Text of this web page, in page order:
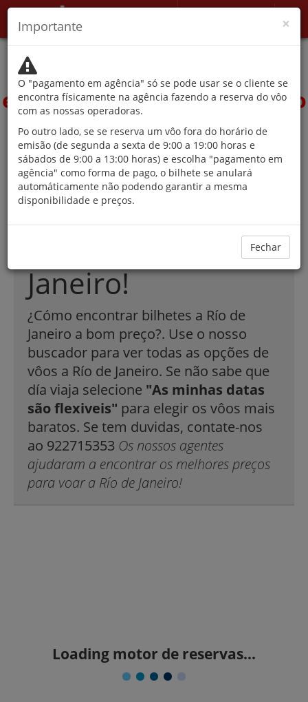
As autoridades
desaconselham a viagem,
exceto por motivos que não
podem ser adiados.
As melhores
ofertas em vôos
Janeiro!
¿Cómo encontrar bilhetes a Río de
Janeiro a bom preço?. Use o nosso
buscador para ver todas as opções de
vôos a Río de Janeiro. Se não sabe que
día viaja selecione "As minhas datas
são flexiveis" para elegir os vôos mais
baratos. Se tem duvidas, contate-nos
ao 922715353 Os nossos agentes
ajudaram a encontrar os melhores preços
para voar a Río de Janeiro!
Loading motor de reservas...
×
Importante
O "pagamento em agência" só se pode usar se o cliente se
encontra físicamente na agência fazendo a reserva do vôo
com as nossas operadoras.
Po outro lado, se se reserva um vôo fora do horário de
emisão (de segunda a sexta de 9:00 a 19:00 horas e
sábados de 9:00 a 13:00 horas) e escolha "pagamento em
agência" como forma de pago, o bilhete se anulará
automáticamente não podendo garantir a mesma
disponibilidade e preços.
Fechar